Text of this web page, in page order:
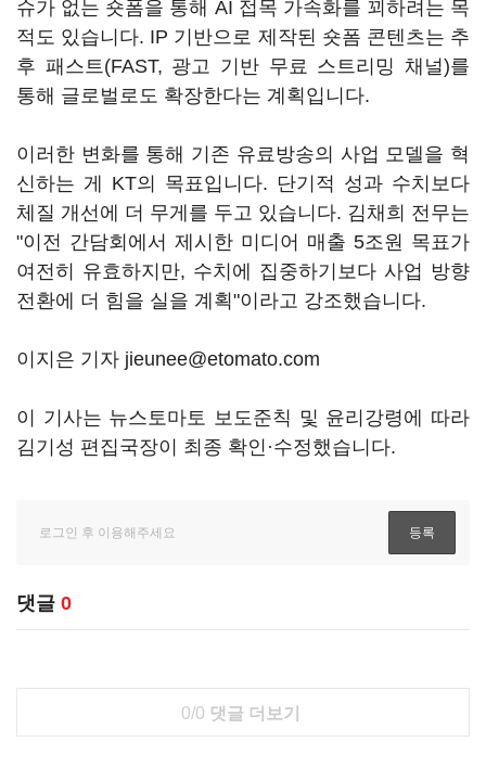
슈가 없는 숏폼을 통해 AI 접목 가속화를 꾀하려는 목
적도 있습니다. IP 기반으로 제작된 숏폼 콘텐츠는 추
후 패스트(FAST, 광고 기반 무료 스트리밍 채널)를
통해 글로벌로도 확장한다는 계획입니다.
이러한 변화를 통해 기존 유료방송의 사업 모델을 혁
신하는 게 KT의 목표입니다. 단기적 성과 수치보다
체질 개선에 더 무게를 두고 있습니다. 김채희 전무는
"이전 간담회에서 제시한 미디어 매출 5조원 목표가
여전히 유효하지만, 수치에 집중하기보다 사업 방향
전환에 더 힘을 실을 계획"이라고 강조했습니다.
이지은 기자 jieunee@etomato.com
이 기사는 뉴스토마토 보도준칙 및 윤리강령에 따라
김기성 편집국장이 최종 확인·수정했습니다.
댓글 0
0/0 댓글 더보기